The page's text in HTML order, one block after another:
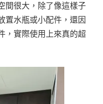
間很大，除了像這樣子
置水瓶或小配件，還因
，實際使用上來真的超